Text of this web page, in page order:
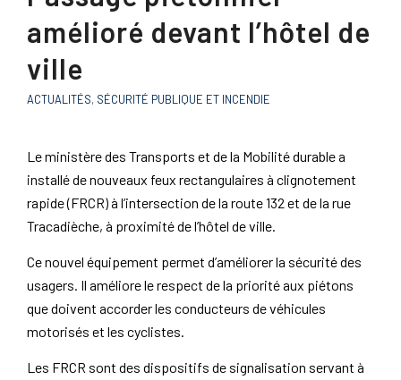
amélioré devant l’hôtel de
ville
ACTUALITÉS, SÉCURITÉ PUBLIQUE ET INCENDIE
Le ministère des Transports et de la Mobilité durable a
installé de nouveaux feux rectangulaires à clignotement
rapide (FRCR) à l’intersection de la route 132 et de la rue
Tracadièche, à proximité de l’hôtel de ville.
Ce nouvel équipement permet d’améliorer la sécurité des
usagers. Il améliore le respect de la priorité aux piétons
que doivent accorder les conducteurs de véhicules
motorisés et les cyclistes.
Les FRCR sont des dispositifs de signalisation servant à